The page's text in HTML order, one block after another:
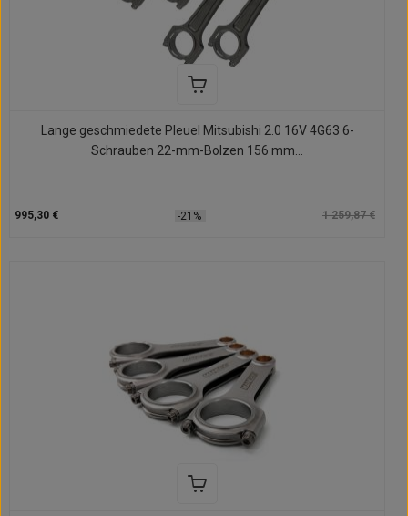
Lange geschmiedete Pleuel Mitsubishi 2.0 16V 4G63 6-
Schrauben 22-mm-Bolzen 156 mm...
995,30 € -21% 1 259,87 €